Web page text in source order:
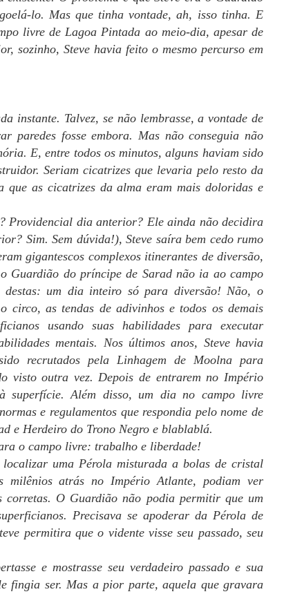
lo. Mas que tinha vontade, ah, isso tinha. E
livre de Lagoa Pintada ao meio-dia, apesar de
sozinho, Steve havia feito o mesmo percurso em
instante. Talvez, se não lembrasse, a vontade de
paredes fosse embora. Mas não conseguia não
E, entre todos os minutos, alguns haviam sido
Seriam cicatrizes que levaria pelo resto da
as cicatrizes da alma eram mais doloridas e
Providencial dia anterior? Ele ainda não decidira
Sim. Sem dúvida!), Steve saíra bem cedo rumo
gigantescos complexos itinerantes de diversão,
Guardião do príncipe de Sarad não ia ao campo
um dia inteiro só para diversão! Não, o
as tendas de adivinhos e todos os demais
usando suas habilidades para executar
mentais. Nos últimos anos, Steve havia
recrutados pela Linhagem de Moolna para
visto outra vez. Depois de entrarem no Império
superfície. Além disso, um dia no campo livre
e regulamentos que respondia pelo nome de
e Herdeiro do Trono Negro e blablablá.
o campo livre: trabalho e liberdade!
localizar uma Pérola misturada a bolas de cristal
milênios atrás no Império Atlante, podiam ver
corretas. O Guardião não podia permitir que um
Precisava se apoderar da Pérola de
permitira que o vidente visse seu passado, seu
e mostrasse seu verdadeiro passado e sua
fingia ser. Mas a pior parte, aquela que gravara
A 1-5-0 SAIU DO GINÁSIO junta,
conversando e comentando a
estreia inesquecível em Educação
Física. Kate enganchou no braço
de Ali e convidou-o para um
– Não se preocupe comigo, vou
fazer a dissertação de
Astrociências.
que me deixa imprestável para
revisar. Bobeia, e invento erros
novos... Prometo que o livro vai
estar disponível assim que
minhas condições mentais
teriam a primeira aula de prática
desportiva. Champ-Bleux não
queria apenas cabeças
funcionando, fazia questão de
corpos em forma também.
Espero finalizar tudo
que eles estavam dizendo
um show – avisou Pam
inteiro em função disso e
e Peggy não? Estou de
revisão está completa. A
e emendar no 4 para ter
quer dar mais uma olhada
as revisoras também!), e
a ponto de acabar.
em que tinham ido
que encerrou, fora correrias
presente da semana!
havia repostado o texto da
avisei que estava
Aqui vai o texto certo.
revisora está trabalhando
e já estamos na revisão do
andado.